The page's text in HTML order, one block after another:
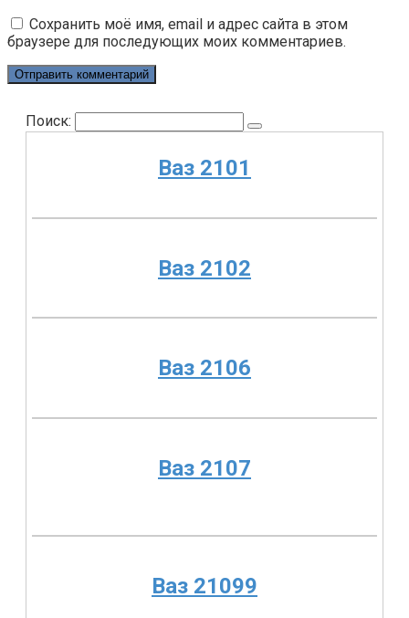
Сохранить моё имя, email и адрес сайта в этом
браузере для последующих моих комментариев.
Поиск:
Ваз 2101
Ваз 2102
Ваз 2106
Ваз 2107
Ваз 21099